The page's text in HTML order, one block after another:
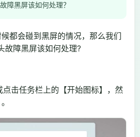
障黑屏该如何处理？
都会碰到黑屏的情况，那么我们
故障黑屏该如何处理?
点击任务栏上的【开始图标】，然